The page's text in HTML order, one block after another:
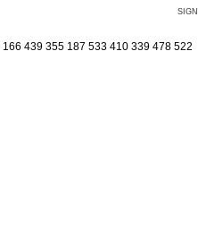
439 355 187 533 410 339 478 522